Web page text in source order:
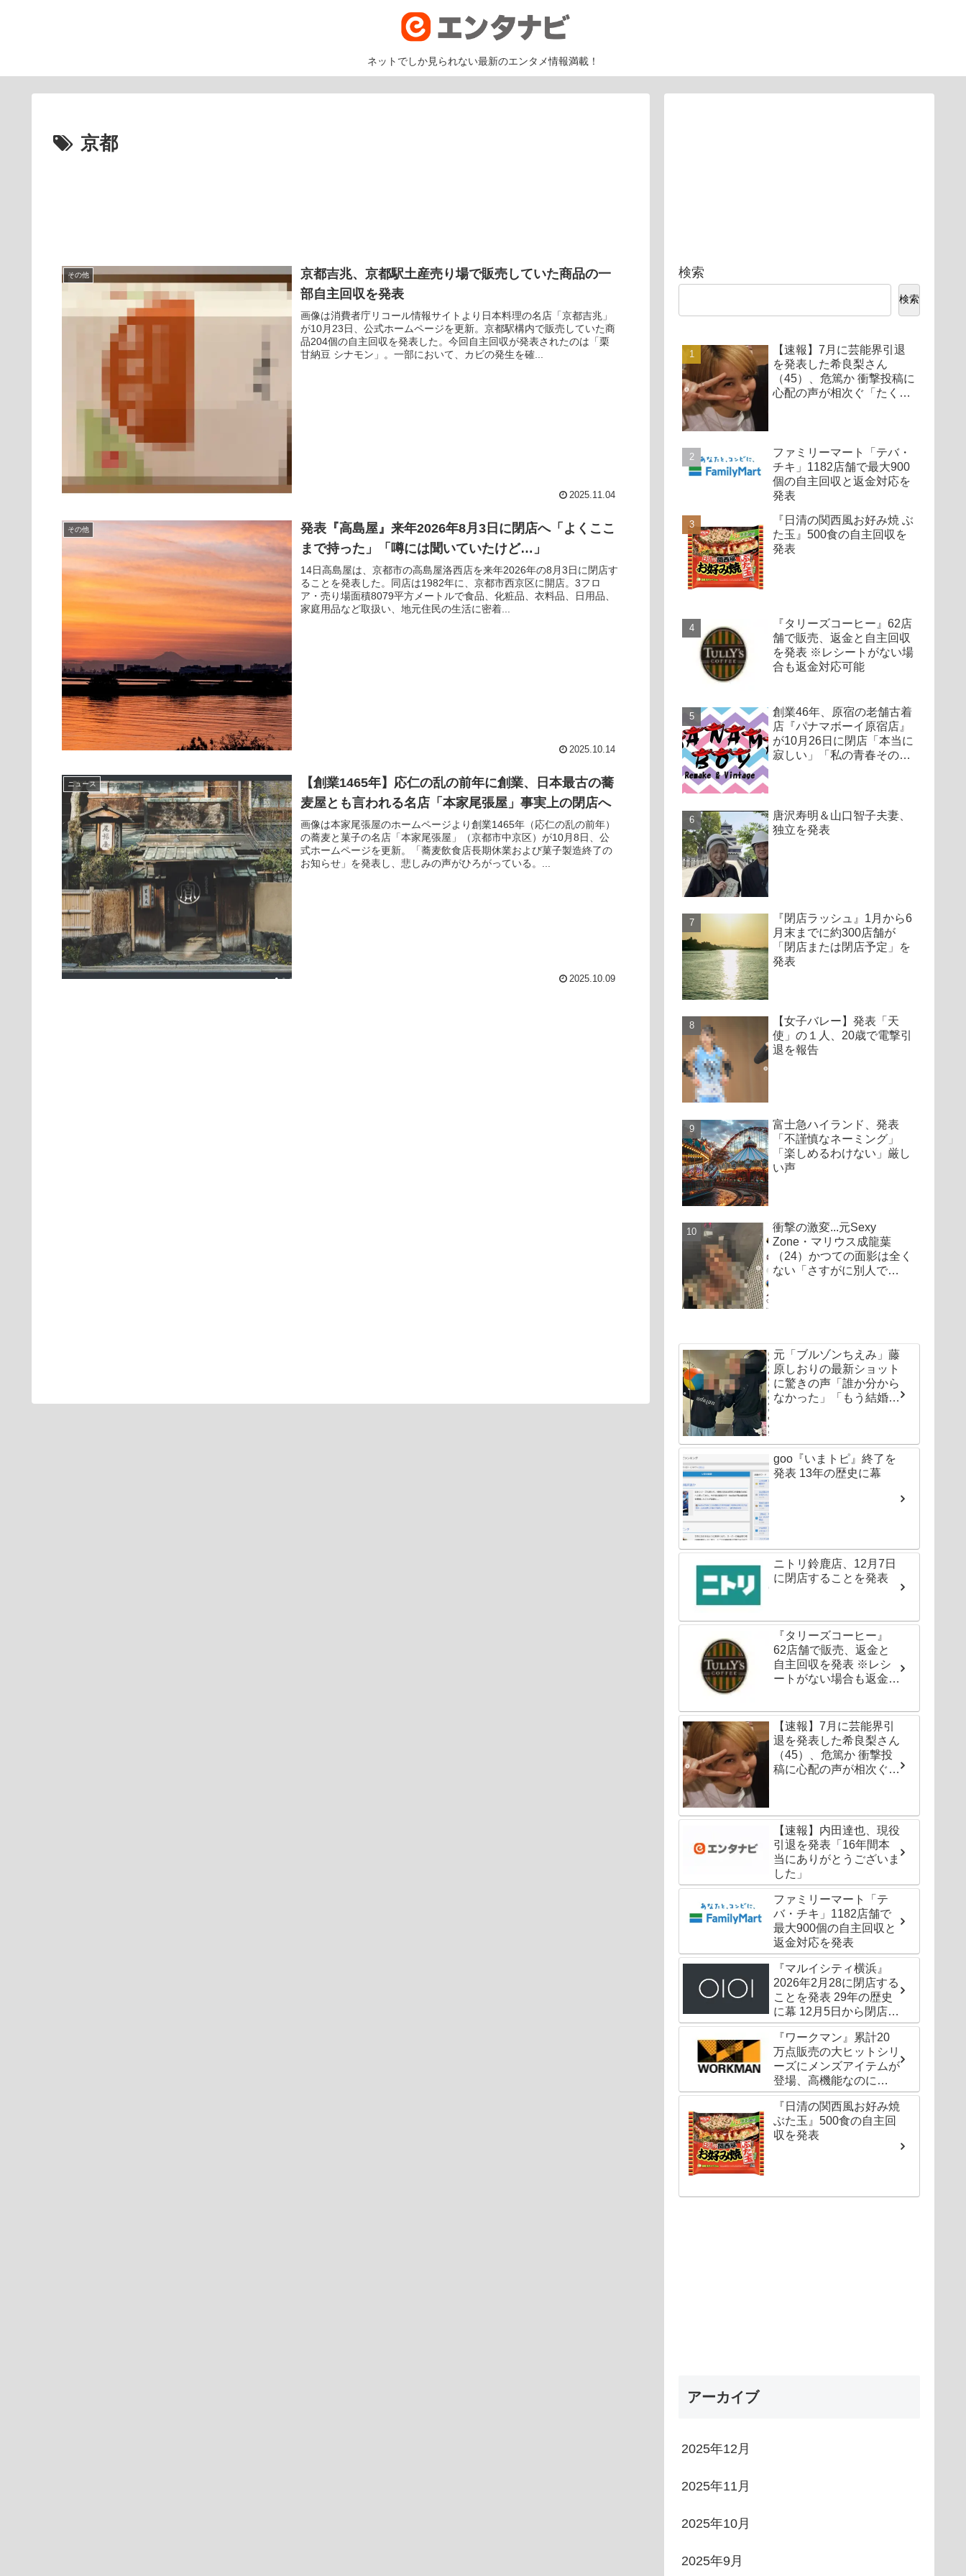
ネットでしか見られない最新のエンタメ情報満載！
京都
その他
京都吉兆、京都駅土産売り場で販売していた商品の一
部自主回収を発表
画像は消費者庁リコール情報サイトより日本料理の名店「京都吉兆」
が10月23日、公式ホームページを更新。京都駅構内で販売していた商
品204個の自主回収を発表した。今回自主回収が発表されたのは「栗
甘納豆 シナモン」。一部において、カビの発生を確...
2025.11.04
その他
発表『高島屋』来年2026年8月3日に閉店へ「よくここ
まで持った」「噂には聞いていたけど…」
14日高島屋は、京都市の高島屋洛西店を来年2026年の8月3日に閉店す
ることを発表した。同店は1982年に、京都市西京区に開店。3フロ
ア・売り場面積8079平方メートルで食品、化粧品、衣料品、日用品、
家庭用品など取扱い、地元住民の生活に密着...
2025.10.14
ニュース
【創業1465年】応仁の乱の前年に創業、日本最古の蕎
麦屋とも言われる名店「本家尾張屋」事実上の閉店へ
画像は本家尾張屋のホームページより創業1465年（応仁の乱の前年）
の蕎麦と菓子の名店「本家尾張屋」（京都市中京区）が10月8日、公
式ホームページを更新。「蕎麦飲食店長期休業および菓子製造終了の
お知らせ」を発表し、悲しみの声がひろがっている。...
2025.10.09
検索
検索
【速報】7月に芸能界引退
を発表した希良梨さん
（45）、危篤か 衝撃投稿に
心配の声が相次ぐ「たくさ
ファミリーマート「テバ・
チキ」1182店舗で最大900
個の自主回収と返金対応を
発表
『日清の関西風お好み焼 ぶ
た玉』500食の自主回収を
発表
『タリーズコーヒー』62店
舗で販売、返金と自主回収
を発表 ※レシートがない場
合も返金対応可能
創業46年、原宿の老舗古着
店『パナマボーイ原宿店』
が10月26日に閉店「本当に
寂しい」「私の青春そのも
唐沢寿明＆山口智子夫妻、
独立を発表
『閉店ラッシュ』1月から6
月末までに約300店舗が
「閉店または閉店予定」を
発表
【女子バレー】発表「天
使」の１人、20歳で電撃引
退を報告
富士急ハイランド、発表
「不謹慎なネーミング」
「楽しめるわけない」厳し
い声
衝撃の激変...元Sexy
Zone・マリウス成龍葉
（24）かつての面影は全く
ない「さすがに別人で
元「ブルゾンちえみ」藤
原しおりの最新ショット
に驚きの声「誰か分から
なかった」「もう結婚し
goo『いまトピ』終了を
発表 13年の歴史に幕
ニトリ鈴鹿店、12月7日
に閉店することを発表
『タリーズコーヒー』
62店舗で販売、返金と
自主回収を発表 ※レシ
ートがない場合も返金対
【速報】7月に芸能界引
退を発表した希良梨さん
（45）、危篤か 衝撃投
稿に心配の声が相次ぐ
【速報】内田達也、現役
引退を発表「16年間本
当にありがとうございま
した」
ファミリーマート「テ
バ・チキ」1182店舗で
最大900個の自主回収と
返金対応を発表
『マルイシティ横浜』
2026年2月28に閉店する
ことを発表 29年の歴史
に幕 12月5日から閉店セ
ールも
『ワークマン』累計20
万点販売の大ヒットシリ
ーズにメンズアイテムが
登場、高機能なのに
1000円以下〜の圧倒的
コスパ
『日清の関西風お好み焼
ぶた玉』500食の自主回
収を発表
アーカイブ
2025年12月
2025年11月
2025年10月
2025年9月